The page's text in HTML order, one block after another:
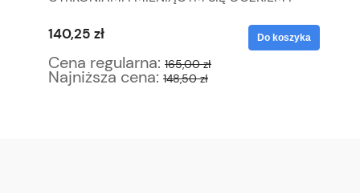
140,25 zł
Cena regularna: 165,00 zł
Najniższa cena: 148,50 zł
Do koszyka